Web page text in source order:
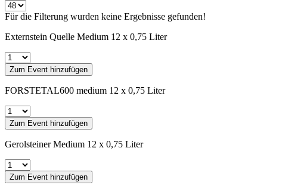
Für die Filterung wurden keine Ergebnisse gefunden!
Externstein Quelle Medium 12 x 0,75 Liter
Zum Event hinzufügen
FORSTETAL600 medium 12 x 0,75 Liter
Zum Event hinzufügen
Gerolsteiner Medium 12 x 0,75 Liter
Zum Event hinzufügen